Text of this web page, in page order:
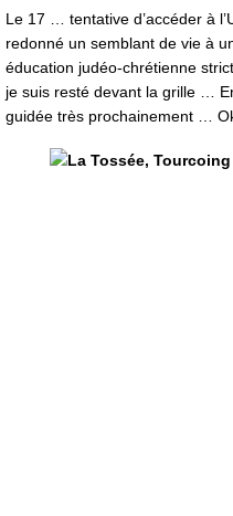
Le 17 … tentative d’accéder à
redonné un semblant de vie à
éducation judéo-chrétienne
je suis resté devant la grille …
guidée très prochainement …